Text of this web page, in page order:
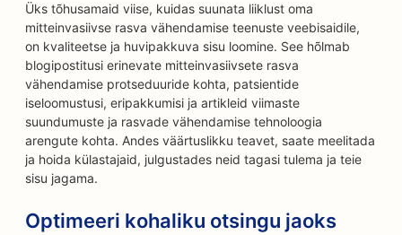
Üks tõhusamaid viise, kuidas suunata liiklust oma
mitteinvasiivse rasva vähendamise teenuste veebisaidile,
on kvaliteetse ja huvipakkuva sisu loomine. See hõlmab
blogipostitusi erinevate mitteinvasiivsete rasva
vähendamise protseduuride kohta, patsientide
iseloomustusi, eripakkumisi ja artikleid viimaste
suundumuste ja rasvade vähendamise tehnoloogia
arengute kohta. Andes väärtuslikku teavet, saate meelitada
ja hoida külastajaid, julgustades neid tagasi tulema ja teie
sisu jagama.
Optimeeri kohaliku otsingu jaoks